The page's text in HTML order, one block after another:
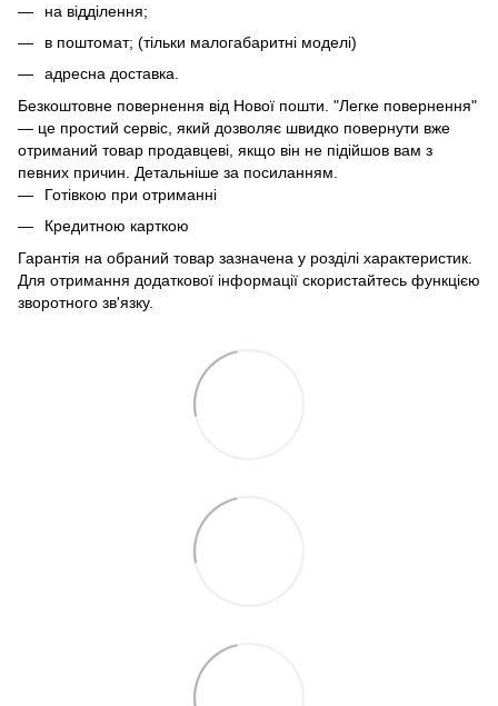
на відділення;
в поштомат; (тільки малогабаритні моделі)
адресна доставка.
Безкоштовне повернення від Нової пошти. "Легке повернення"
— це простий сервіс, який дозволяє швидко повернути вже
отриманий товар продавцеві, якщо він не підійшов вам з
певних причин. Детальніше за посиланням
Готівкою при отриманні
Кредитною карткою
Гарантія на обраний товар зазначена у розділі характеристик.
Для отримання додаткової інформації скористайтесь функцією
зворотного зв'язку.